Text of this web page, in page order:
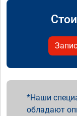
Наши
обладают